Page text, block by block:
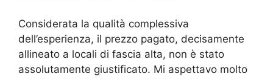
Considerata la qualità complessiva
dell’esperienza, il prezzo pagato, decisamente
allineato a locali di fascia alta, non è stato
assolutamente giustificato. Mi aspettavo molto